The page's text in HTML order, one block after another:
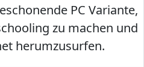
PC Variante,
zu machen und
herumzusurfen.